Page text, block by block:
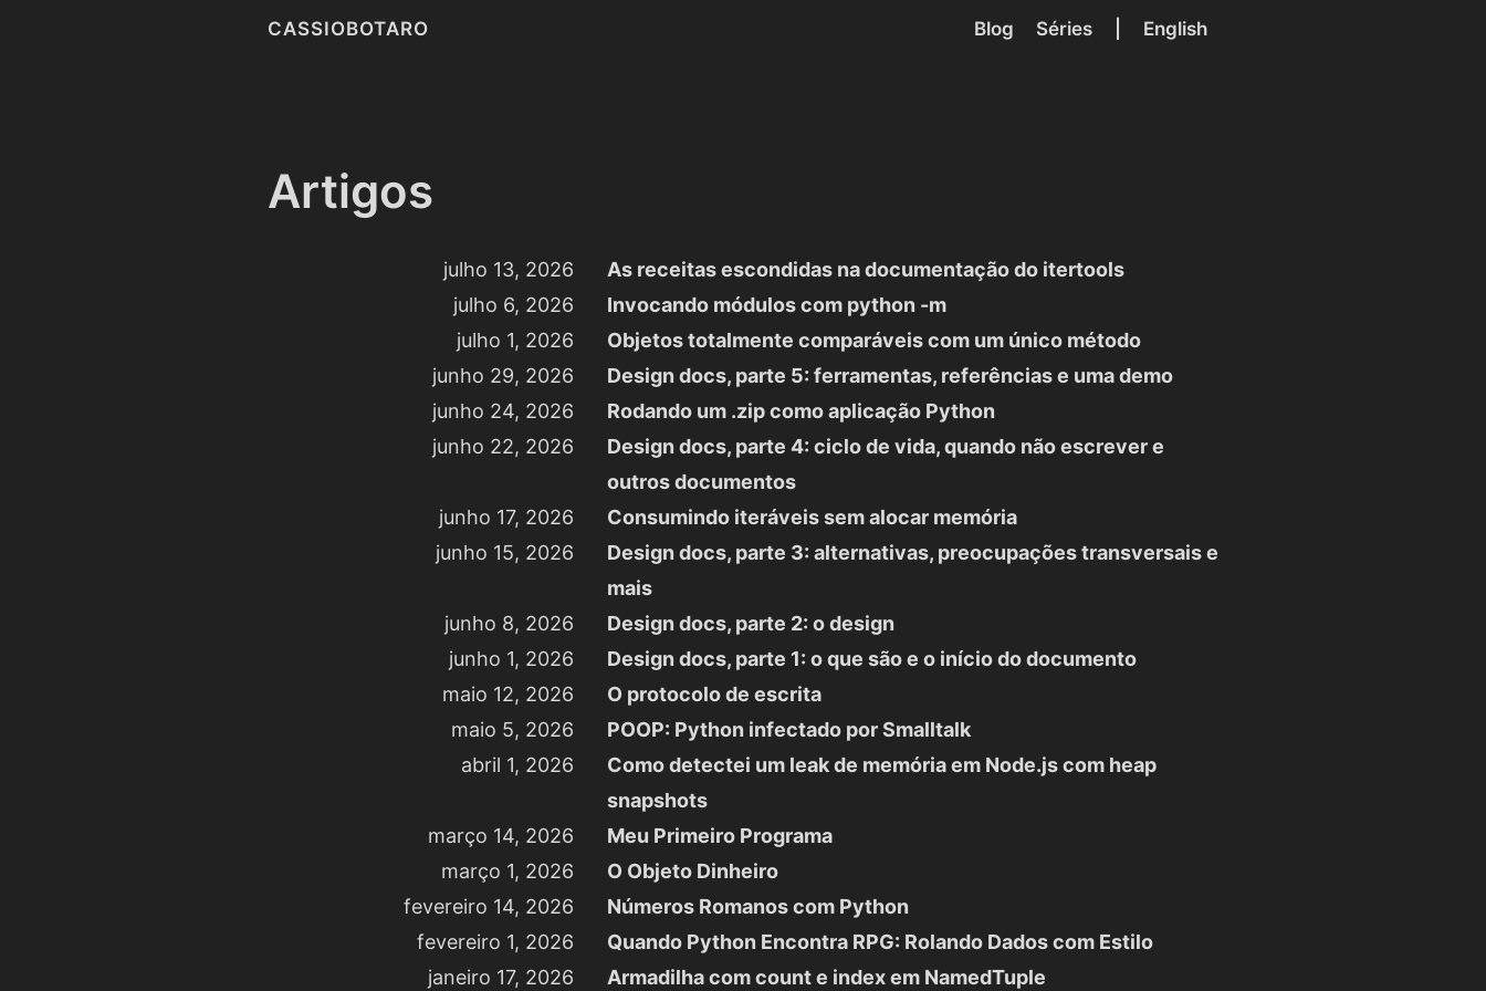
CASSIOBOTARO Blog Séries English
Artigos
julho 13, 2026
As receitas escondidas na documentação do itertools
julho 6, 2026
Invocando módulos com python -m
julho 1, 2026
Objetos totalmente comparáveis com um único método
junho 29, 2026
Design docs, parte 5: ferramentas, referências e uma demo
junho 24, 2026
Rodando um .zip como aplicação Python
junho 22, 2026
Design docs, parte 4: ciclo de vida, quando não escrever e
outros documentos
junho 17, 2026
Consumindo iteráveis sem alocar memória
junho 15, 2026
Design docs, parte 3: alternativas, preocupações transversais e
mais
junho 8, 2026
Design docs, parte 2: o design
junho 1, 2026
Design docs, parte 1: o que são e o início do documento
maio 12, 2026
O protocolo de escrita
maio 5, 2026
POOP: Python infectado por Smalltalk
abril 1, 2026
Como detectei um leak de memória em Node.js com heap
snapshots
março 14, 2026
Meu Primeiro Programa
março 1, 2026
O Objeto Dinheiro
fevereiro 14, 2026
Números Romanos com Python
fevereiro 1, 2026
Quando Python Encontra RPG: Rolando Dados com Estilo
janeiro 17, 2026
Armadilha com count e index em NamedTuple